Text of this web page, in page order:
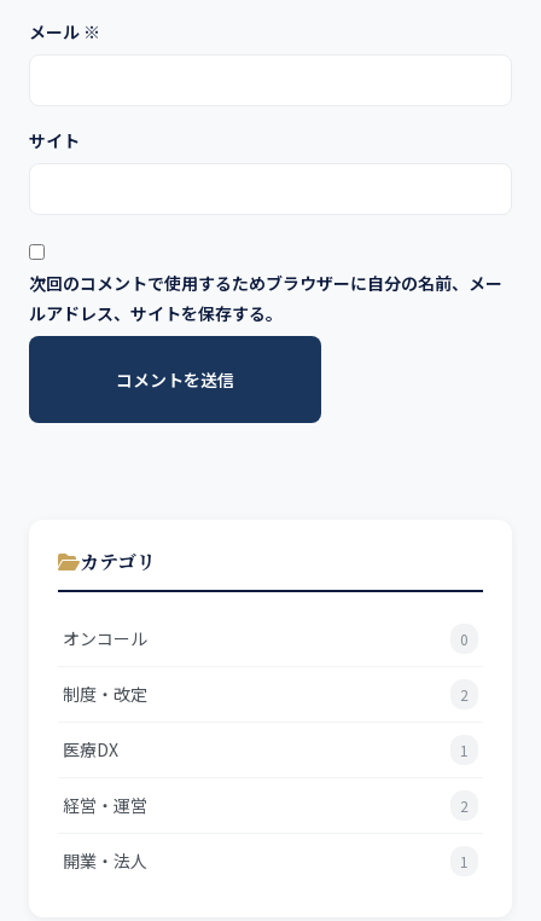
メール ※
サイト
次回のコメントで使用するためブラウザーに自分の名前、メー
ルアドレス、サイトを保存する。
カテゴリ
オンコール 0
制度・改定 2
医療DX 1
経営・運営 2
開業・法人 1